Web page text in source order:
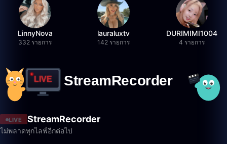
LinnyNova
332 รายการ
lauraluxtv
142 รายการ
DURIMIMI1004
4 รายการ
LIVE StreamRecorder
ไม่พลาดทุกไลฟ์อีกต่อไป